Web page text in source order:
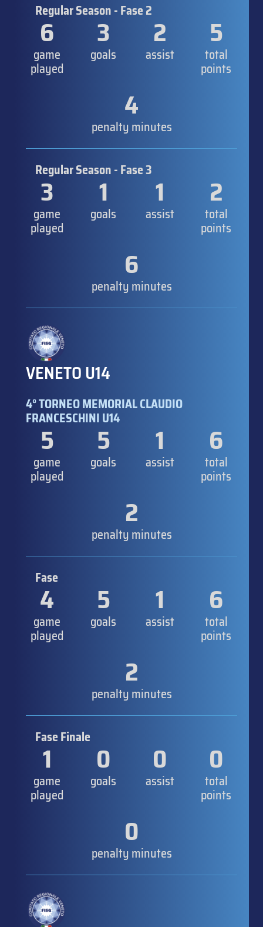
Regular Season - Fase 2
6
game
played
3
goals
2
assist
5
total
points
4
penalty minutes
Regular Season - Fase 3
3
game
played
1
goals
1
assist
2
total
points
6
penalty minutes
VENETO U14
4° TORNEO MEMORIAL CLAUDIO
FRANCESCHINI U14
5
game
played
5
goals
1
assist
6
total
points
2
penalty minutes
Fase
4
game
played
5
goals
1
assist
6
total
points
2
penalty minutes
Fase Finale
1
game
played
0
goals
0
assist
0
total
points
0
penalty minutes